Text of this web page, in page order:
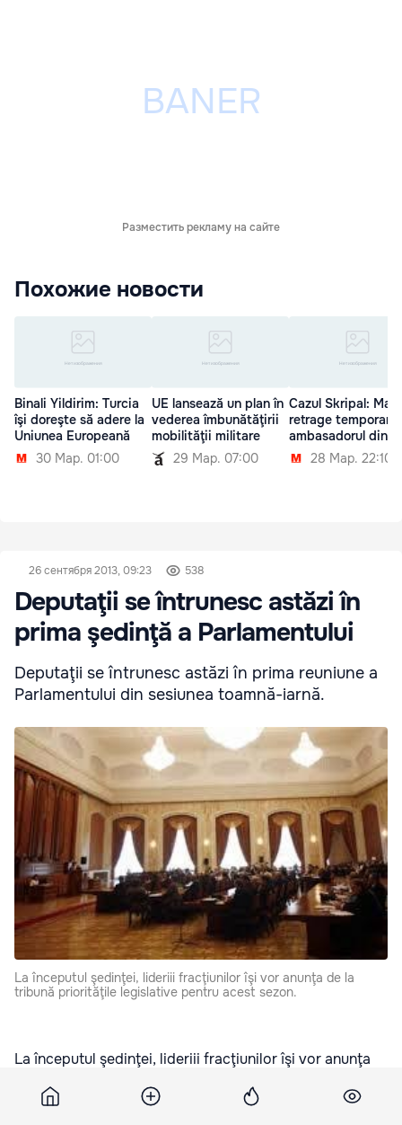
Разместить рекламу на сайте
Похожие новости
Binali Yildirim: Turcia
îşi doreşte să adere la
Uniunea Europeană
30 Мар. 01:00
UE lansează un plan în
vederea îmbunătăţirii
mobilităţii militare
29 Мар. 07:00
Cazul Skripal:
retrage temporar
ambasadorul din
28 Мар. 22:10
26 сентября 2013, 09:23 538
Deputaţii se întrunesc astăzi în
prima şedinţă a Parlamentului
Deputaţii se întrunesc astăzi în prima reuniune a
Parlamentului din sesiunea toamnă-iarnă.
La începutul şedinţei, lideriii fracţiunilor îşi vor anunţa de la
tribună priorităţile legislative pentru acest sezon.
La începutul şedinţei, lideriii fracţiunilor îşi vor anunţa
Pe ordinea de zi figurează şapte proiecte de legi.